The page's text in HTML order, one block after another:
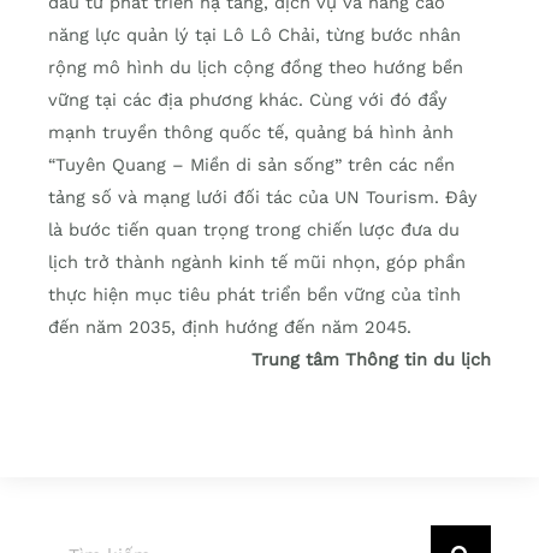
năng lực quản lý tại Lô Lô Chải, từng bước nhân
rộng mô hình du lịch cộng đồng theo hướng bền
vững tại các địa phương khác. Cùng với đó đẩy
mạnh truyền thông quốc tế, quảng bá hình ảnh
“Tuyên Quang – Miền di sản sống” trên các nền
tảng số và mạng lưới đối tác của UN Tourism. Đây
là bước tiến quan trọng trong chiến lược đưa du
lịch trở thành ngành kinh tế mũi nhọn, góp phần
thực hiện mục tiêu phát triển bền vững của tỉnh
đến năm 2035, định hướng đến năm 2045.
Trung tâm Thông tin du lịch